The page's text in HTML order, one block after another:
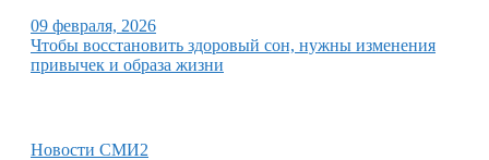
09 февраля, 2026
Чтобы восстановить здоровый сон, нужны изменения
привычек и образа жизни
Новости СМИ2